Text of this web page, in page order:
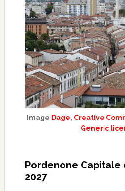
Image Dage, Creative
Generic
Pordenone Capitale
2027